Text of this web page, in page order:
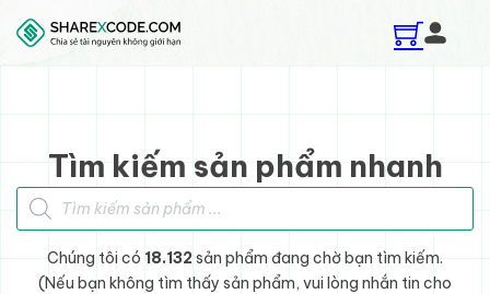
Skip to main content
Skip to footer
Tìm kiếm sản phẩm nhanh
Tìm kiếm sản phẩm
Chúng tôi có 18.132sản phẩm đang chờ bạn tìm kiếm.
(Nếu bạn không tìm thấy sản phẩm, vui lòng nhắn tin cho